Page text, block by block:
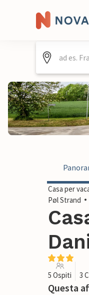
Casa per
Pøl Strand
5 Ospiti 3
Questa